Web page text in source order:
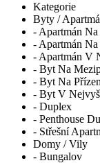
Kategorie
Byty /
- Apartmán
- Apartmán
- Apartmán V
- Byt Na
- Byt Na
- Byt V
- Duplex
- Penthouse
- Střešní
Domy / Vily
- Bungalov